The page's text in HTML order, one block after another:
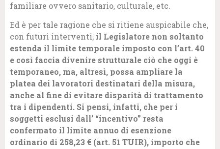
familiare ovvero sanitario, culturale, etc.
Ed è per tale ragione che si ritiene auspicabile che,
con futuri interventi, il Legislatore non soltanto
estenda il limite temporale imposto con l’art. 40
e così faccia divenire strutturale ciò che oggi è
temporaneo, ma, altresì, possa ampliare la
platea dei lavoratori destinatari della misura,
anche al fine di evitare disparità di trattamento
tra i dipendenti. Si pensi, infatti, che per i
soggetti esclusi dall’ “incentivo” resta
confermato il limite annuo di esenzione
ordinario di 258,23 € (art. 51 TUIR), importo che